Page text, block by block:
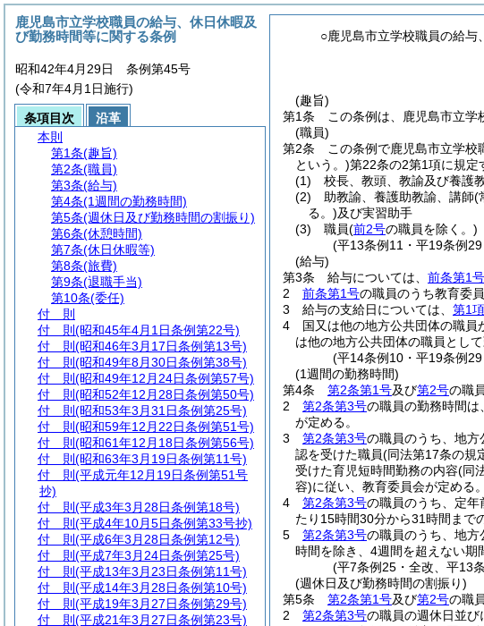
○鹿児島市立学校職員の給与
(趣旨)
第1条
この条例は、鹿児島市立学
(職員)
第2条
この条例で鹿児島市立学
という。)第22条の2第1項に規定
(1)
校長、教頭、教諭及び養護
(2)
助教諭、養護助教諭、講師(
る。)及び実習助手
(3)
職員(前2号の職員を除く。)
(平13条例11・平19条例
(給与)
第3条
給与については、 前条第1号
2
前条第1号の職員のうち教育委
3
給与の支給日については、 第1項
4
国又は他の地方公共団体の職員
は他の地方公共団体の職員として
(平14条例10・平19条例
(1週間の勤務時間)
第4条
第2条第1号及び第2号の職
2
第2条第3号の職員の勤務時間
が定める。
3
第2条第3号の職員のうち、地
認を受けた職員(同法第17条の規
受けた育児短時間勤務の内容(同
容)に従い、教育委員会が定める。
4
第2条第3号の職員のうち、定年
たり15時間30分から31時間まで
5
第2条第3号の職員のうち、地方
時間を除き、4週間を超えない期
(平7条例25・全改、平13
(週休日及び勤務時間の割振り)
第5条
第2条第1号及び第2号の職
2
第2条第3号の職員の週休日並び
鹿児島市立学校職員の給与、休日休暇及
び勤務時間等に関する条例
昭和42年4月29日 条例第45号
(令和7年4月1日施行)
条項目次
沿革
本則
第1条(趣旨)
第2条(職員)
第3条(給与)
第4条(1週間の勤務時間)
第5条(週休日及び勤務時間の割振り)
第6条(休憩時間)
第7条(休日休暇等)
第8条(旅費)
第9条(退職手当)
第10条(委任)
付 則
付 則 (昭和45年4月1日条例第22号)
付 則 (昭和46年3月17日条例第13号)
付 則 (昭和49年8月30日条例第38号)
付 則 (昭和49年12月24日条例第57号)
付 則 (昭和52年12月28日条例第50号)
付 則 (昭和53年3月31日条例第25号)
付 則 (昭和59年12月22日条例第51号)
付 則 (昭和61年12月18日条例第56号)
付 則 (昭和63年3月19日条例第11号)
付 則 (平成元年12月19日条例第51号
抄)
付 則 (平成3年3月28日条例第18号)
付 則 (平成4年10月5日条例第33号抄)
付 則 (平成6年3月28日条例第12号)
付 則 (平成7年3月24日条例第25号)
付 則 (平成13年3月23日条例第11号)
付 則 (平成14年3月28日条例第10号)
付 則 (平成19年3月27日条例第29号)
付 則 (平成21年3月27日条例第23号)